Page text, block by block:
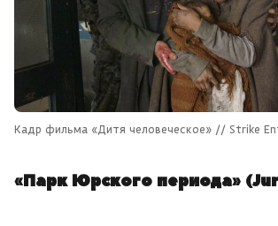
Кадр фильма «Дитя человеческое» // Strike
«Парк Юрского периода»